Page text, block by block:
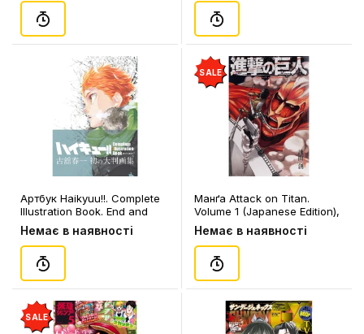
Артбук Haikyuu!!. Complete
Illustration Book. End and
Beginning (Japanese
Edition), (925869)
Немає в наявності
SALE
Манґа Attack on Titan.
Volume 1 (Japanese Edition),
(842760)
Немає в наявності
SALE